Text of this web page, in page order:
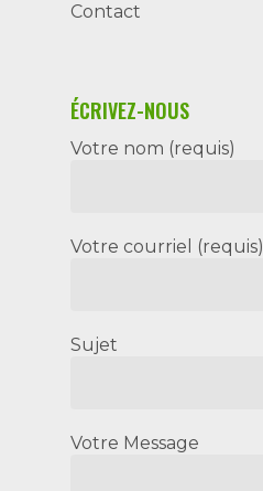
Contact
ÉCRIVEZ-NOUS
Votre nom (requis)
Votre courriel (requis)
Sujet
Votre Message